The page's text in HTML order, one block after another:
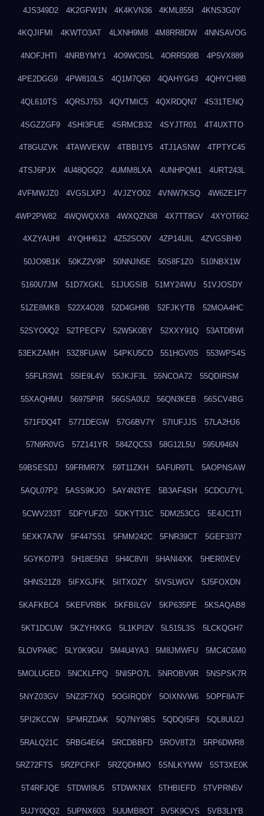
4JS349D2 4K2GFW1N 4K4KVN36 4KML855I 4KNS3G0Y
4KQJIFMI 4KWTO3AT 4LXNH9M8 4M8RR8DW 4NNSAVOG
4NOFJHTI 4NRBYMY1 4O9WC0SL 4ORR508B 4P5VX889
4PE2DGG9 4PW810LS 4Q1M7Q60 4QAHYG43 4QHYCH8B
4QL610TS 4QRSJ753 4QVTMIC5 4QXRDQN7 4S31TENQ
4SGZZGF9 4SHI3FUE 4SRMCB32 4SYJTR01 4T4UXTTO
4T8GUZVK 4TAWVEKW 4TBBI1Y5 4TJ1ASNW 4TPTYC45
4TSJ6PJX 4U48QGQ2 4UMM8LXA 4UNHPQM1 4URT243L
4VFMWJZ0 4VGSLXPJ 4VJZYO02 4VNW7KSQ 4W6ZE1F7
4WP2PW82 4WQWQXX8 4WXQZN38 4X7TT8GV 4XYOT662
4XZYAUHI 4YQHH612 4Z52SO0V 4ZP14UIL 4ZVGSBH0
50JO9B1K 50KZ2V9P 50NNJN5E 50S8F1Z0 510NBX1W
5160U7JM 51D7XGKL 51JUGSIB 51MY24WU 51VJOSDY
51ZE8MKB 522X4O28 52D4GH9B 52FJKYTB 52MOA4HC
52SYO0Q2 52TPECFV 52W5K0BY 52XXY91Q 53ATDBWI
53EKZAMH 53Z8FUAW 54PKU5CO 551HGV0S 553WPS4S
55FLR3W1 55IE9L4V 55JKJF3L 55NCOA72 55QDIRSM
55XAQHMU 56975PIR 56GSA0U2 56QN3KEB 56SCV4BG
571FDQ4T 5771DEGW 57G6BV7Y 57IUFJJS 57LA2HJ6
57N9R0VG 57Z141YR 584ZQC53 58G12L5U 595U946N
59BSESDJ 59FRMR7X 59T11ZKH 5AFUR9TL 5AOPNSAW
5AQL07P2 5ASS9KJO 5AY4N3YE 5B3AF4SH 5CDCU7YL
5CWV233T 5DFYUFZ0 5DKYT31C 5DM253CG 5E4JC1TI
5EXK7A7W 5F447S51 5FMM242C 5FNR39CT 5GEF3377
5GYKO7P3 5H18E5N3 5H4C8VII 5HANI4XK 5HER0XEV
5HNS21Z8 5IFXGJFK 5IITXOZY 5IVSLWGV 5J5FOXDN
5KAFKBC4 5KEFVRBK 5KFBILGV 5KP635PE 5KSAQAB8
5KT1DCUW 5KZYHXKG 5L1KPI2V 5L515L3S 5LCKQGH7
5LOVPA8C 5LY0K9GU 5M4U4YA3 5M8JMWFU 5MC4C6M0
5MOLUGED 5NCKLFPQ 5NI5PO7L 5NROBV9R 5NSPSK7R
5NYZ03GV 5NZ2F7XQ 5OGIRQDY 5OIXNVW6 5OPF8A7F
5PI2KCCW 5PMRZDAK 5Q7NY9BS 5QDQI5F8 5QL8UU2J
5RALQ21C 5RBG4E64 5RCDBBFD 5ROV8T2I 5RP6DWR8
5RZ72FTS 5RZPCFKF 5RZQDHMO 5SNLKYWW 5ST3XE0K
5T4RFJQE 5TDWI9U5 5TDWKNIX 5THBIEFD 5TVPRN5V
5UJY0QQ2 5UPNX603 5UUMB8OT 5V5K9CVS 5VB3LIYB